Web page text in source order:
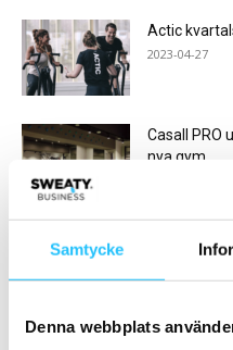
Samtycke
Denna webbplats
Actic
2023-04-27
Casall PRO
nya gym
tränade –
2019-02-27